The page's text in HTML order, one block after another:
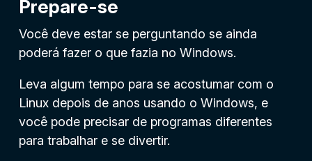
Prepare-se
Você deve estar se perguntando se ainda
poderá fazer o que fazia no Windows.
Leva algum tempo para se acostumar com o
Linux depois de anos usando o Windows, e
você pode precisar de programas diferentes
para trabalhar e se divertir.